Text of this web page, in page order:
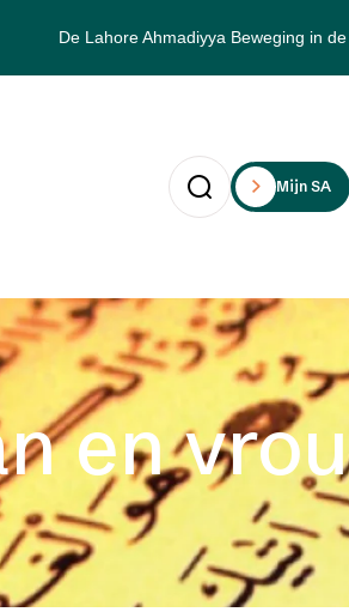
De Lahore Ahmadiyya Beweging in
Mijn SAii
en